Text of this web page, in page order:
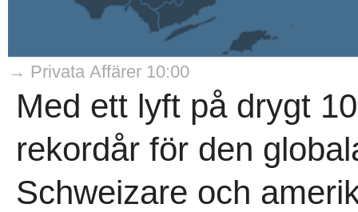
→ Privata Affärer 10:00
Med ett lyft på drygt
rekordår för den
Schweizare och